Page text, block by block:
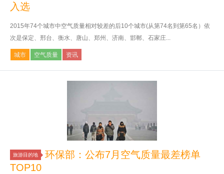
入选
2015年74个城市中空气质量相对较差的后10个城市(从第74名到第65名）依
次是保定、邢台、衡水、唐山、郑州、济南、邯郸、石家庄...
城市 空气质量 资讯
旅游目的地
环保部：公布7月空气质量最差榜单
TOP10